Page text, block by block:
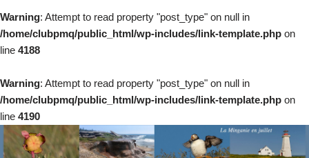
Warning: Attempt to read property "post_type" on null in
/home/clubpmq/public_html/wp-includes/link-template.php on
line 4188
Warning: Attempt to read property "post_type" on null in
/home/clubpmq/public_html/wp-includes/link-template.php on
line 4190